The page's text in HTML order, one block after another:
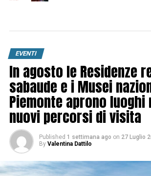
EVENTI
In agosto le Residenze
sabaude e i Musei
Piemonte aprono
nuovi percorsi di visita
Published 1 settimana ago on 27 Luglio
By Valentina Dattilo